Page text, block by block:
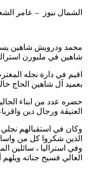
الشمال نيوز – عامر
محمد ودرويش شاهين
شاهين في ملبورن
اقيم في دارة نجله
بعميد آل شاهين الحاج
حضره عدد من ابناء
العتيقة ورجال دين
وكان في استقبالهم
الذين شكروا كل من
وفي استراليا ، سائلين
الغالي فسيح جناته